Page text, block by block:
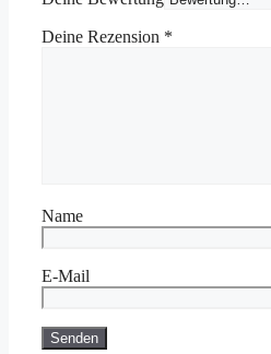
Deine Rezension *
Name
E-Mail